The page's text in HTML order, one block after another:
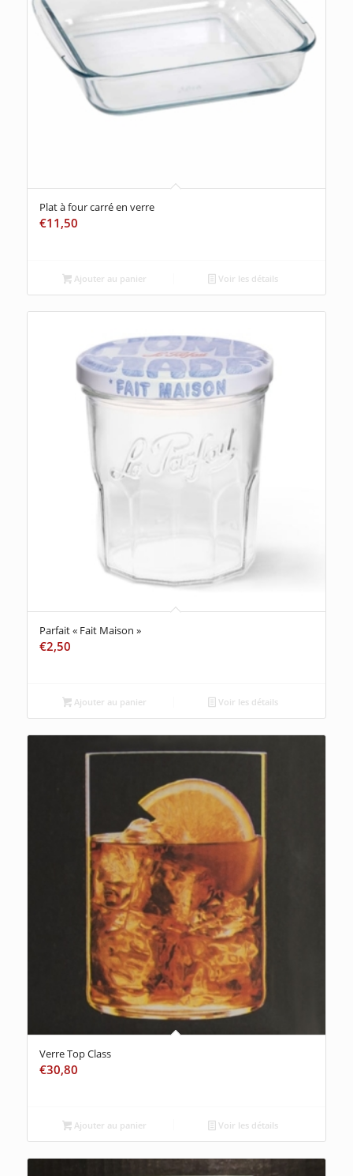
Plat à four carré en verre
€11,50
Ajouter au panier Voir les détails
Parfait « Fait Maison »
€2,50
Ajouter au panier Voir les détails
Verre Top Class
€30,80
Ajouter au panier Voir les détails